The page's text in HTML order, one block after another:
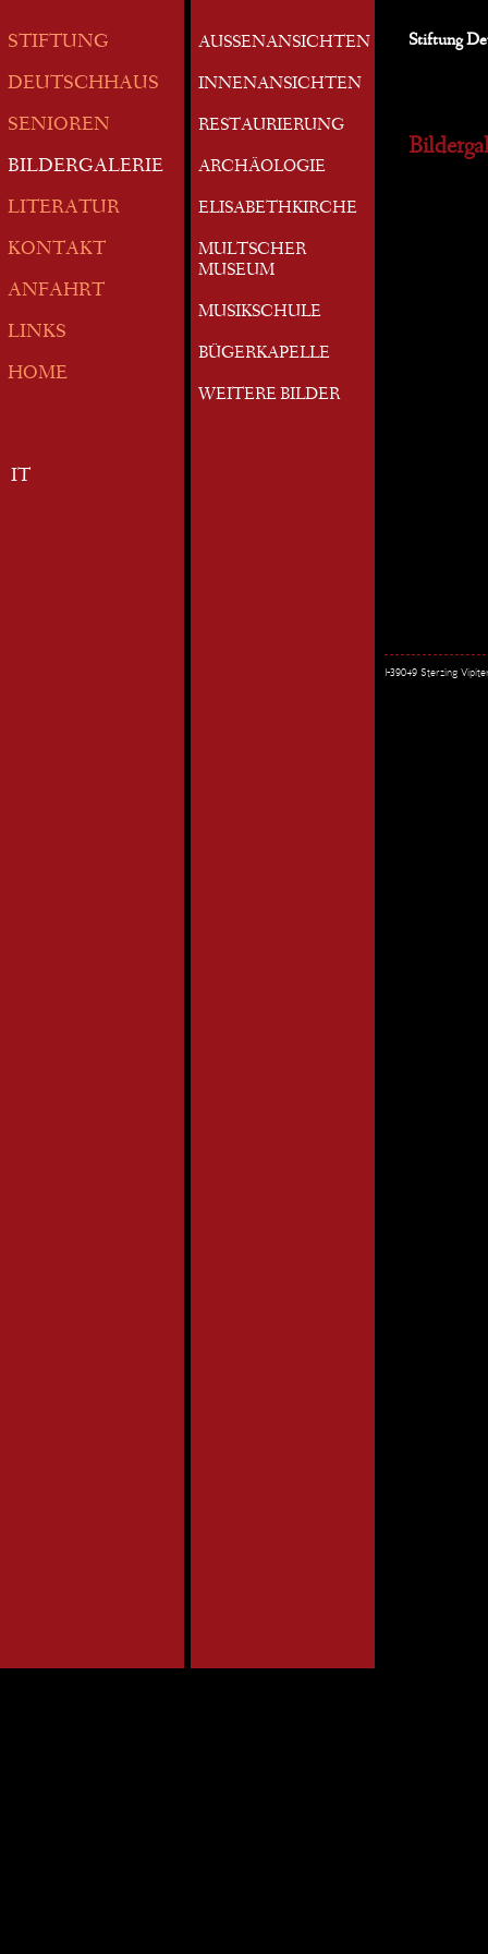
STIFTUNG
DEUTSCHHAUS
SENIOREN
BILDERGALERIE
LITERATUR
KONTAKT
ANFAHRT
LINKS
HOME
IT
AUSSENANSICHTEN
INNENANSICHTEN
RESTAURIERUNG
ARCHÄOLOGIE
ELISABETHKIRCHE
MULTSCHER
MUSEUM
MUSIKSCHULE
BÜGERKAPELLE
WEITERE BILDER
Stiftung
I-39049 Sterzing